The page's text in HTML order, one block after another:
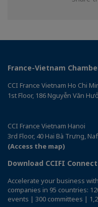
France-Vietnam
CCI France Vietnam Ho Chi
1st Floor, 186 Nguyễn Văn
CCI France Vietnam Hanoi
3rd Floor, 40 Hai Bà Trưng,
(Access the map)
Download CCIFI
Accelerate your business
companies in 95 countries:
events | 300 committees |